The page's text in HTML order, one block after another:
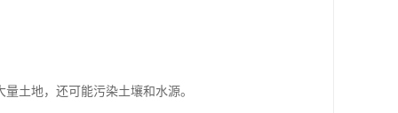
土地，还可能污染土壤和水源。